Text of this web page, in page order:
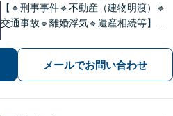
【🔹刑事事件🔹不動産（建物明渡）🔹
交通事故🔹離婚浮気🔹遺産相続等】当
護士が、あなたの問題を親身になって
サポートいたします。まずはじっくり
お話しをお聞かせください。
メールでお問い合わせ